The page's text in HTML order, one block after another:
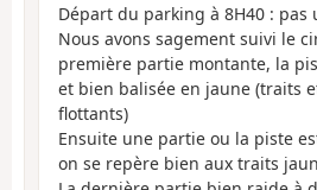
Départ du parking à 8H40 : pas
Nous avons sagement suivi le
première partie montante, la
et bien balisée en jaune (traits
flottants)
Ensuite une partie ou la piste
on se repère bien aux traits